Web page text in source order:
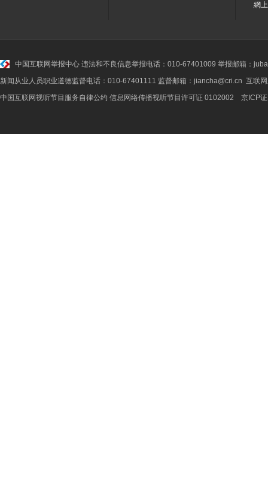
網
中国互联网举报中心 违法和不良信息举报电话：010-67401009 举报邮箱：
新闻从业人员职业道德监督电话：010-67401111 监督邮箱：jiancha@cri.cn 互联
中国互联网视听节目服务自律公约 信息网络传播视听节目许可证 0102002 京ICP